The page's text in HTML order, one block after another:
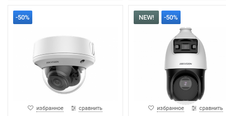
-50%
избранное сравнить
NEW! -50%
избранное сравнить